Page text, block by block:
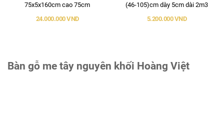
75x5x160cm cao 75cm
24.000.000 VND
(46-105)cm dày 5cm dài 2m3
5.200.000 VND
Bàn gỗ me tây nguyên khối Hoàng Việt